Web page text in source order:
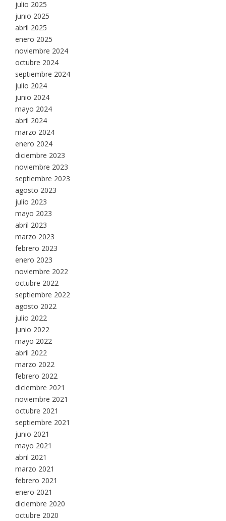
julio 2025
junio 2025
abril 2025
enero 2025
noviembre 2024
octubre 2024
septiembre 2024
julio 2024
junio 2024
mayo 2024
abril 2024
marzo 2024
enero 2024
diciembre 2023
noviembre 2023
septiembre 2023
agosto 2023
julio 2023
mayo 2023
abril 2023
marzo 2023
febrero 2023
enero 2023
noviembre 2022
octubre 2022
septiembre 2022
agosto 2022
julio 2022
junio 2022
mayo 2022
abril 2022
marzo 2022
febrero 2022
diciembre 2021
noviembre 2021
octubre 2021
septiembre 2021
junio 2021
mayo 2021
abril 2021
marzo 2021
febrero 2021
enero 2021
diciembre 2020
octubre 2020